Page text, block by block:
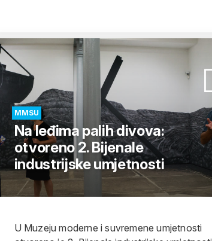
MMSU
Na leđima palih divova:
otvoreno 2. Bijenale
industrijske umjetnosti
U Muzeju moderne i suvremene umjetnosti